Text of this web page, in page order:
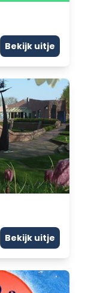
Bekijk uitje
Bekijk uitje